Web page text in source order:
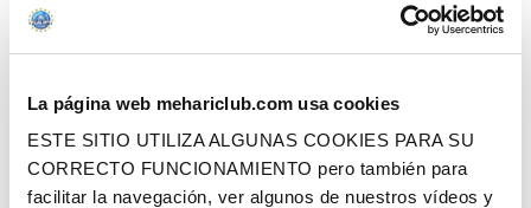
La página web mehariclub.com usa cookies
ESTE SITIO UTILIZA ALGUNAS COOKIES PARA SU
CORRECTO FUNCIONAMIENTO pero también para
facilitar la navegación, ver algunos de nuestros vídeos y
Ref. : 1011550 EN STOCK